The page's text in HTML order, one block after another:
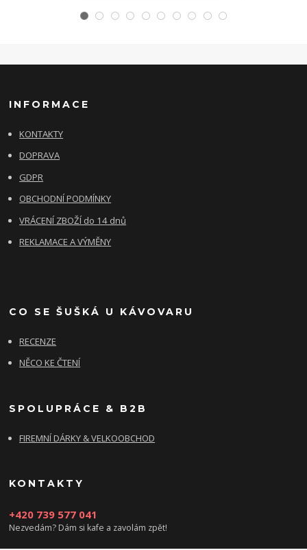
INFORMACE
KONTAKTY
DOPRAVA
GDPR
OBCHODNÍ PODMÍNKY
VRÁCENÍ ZBOŽÍ do 14 dnů
REKLAMACE A VÝMĚNY
CO SE ŠUŠKÁ U KÁVOVARU
RECENZE
NĚCO KE ČTENÍ
SPOLUPRÁCE & B2B
FIREMNÍ DÁRKY & VELKOOBCHOD
KONTAKTY
+420 739 577 041
Nezvedám? Dám si kafe a zavolám zpět!